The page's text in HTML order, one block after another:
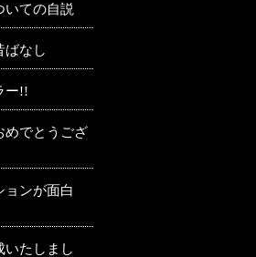
いての自説
なし
ー!!
めでとうござ
ョンが面白
いたしまし